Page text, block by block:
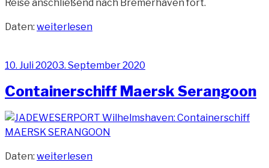
Reise anschließend nach Bremerhaven fort.
Daten: „Containerschiff
weiterlesen
Veröffentlicht
10. Juli 20203. September 2020
Containerschiff Maersk Serangoon
Daten: „Containerschiff
weiterlesen